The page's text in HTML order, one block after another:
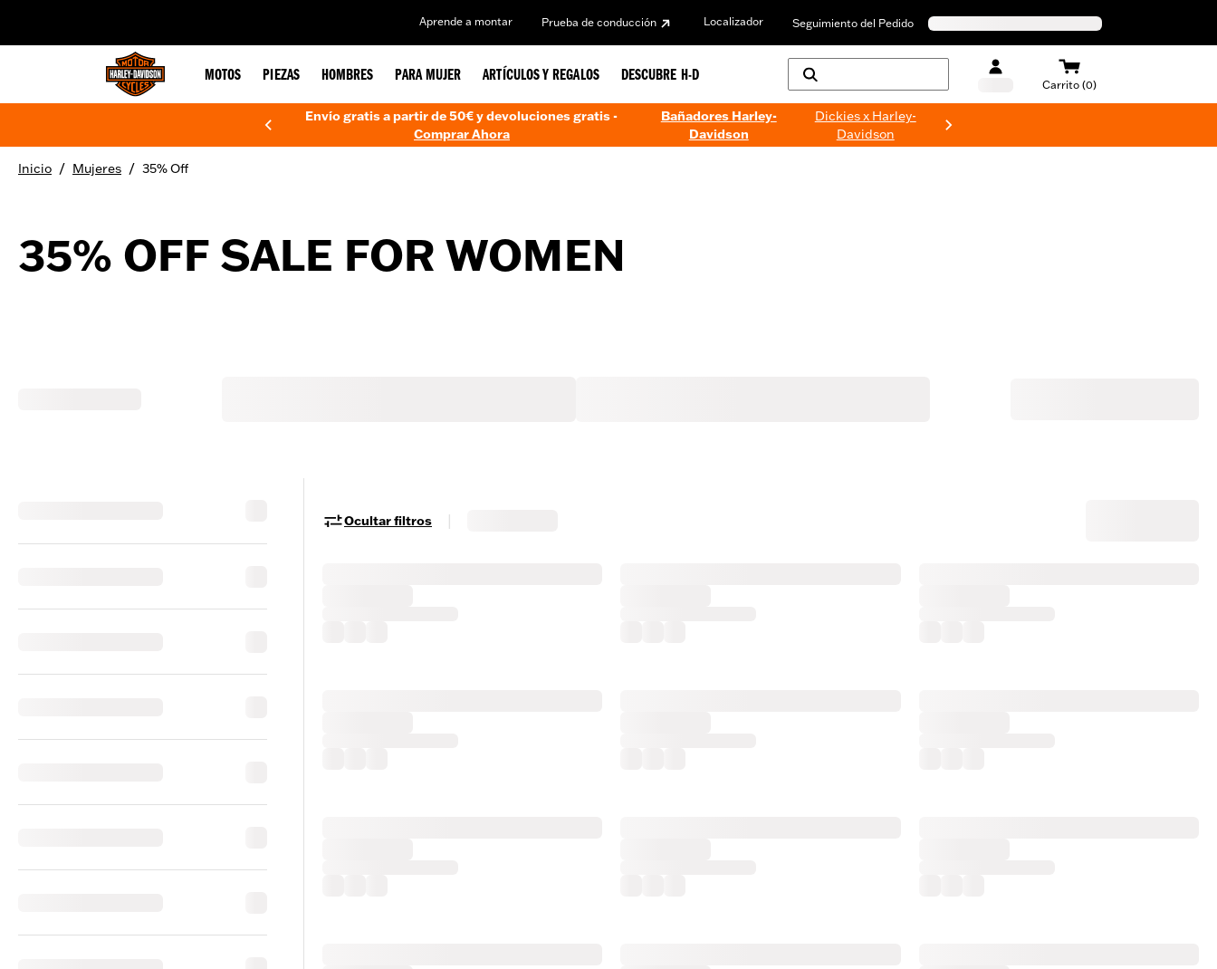
Aprende a montar Prueba de conducción Localizador Seguimiento del Pedido
MOTOS PIEZAS HOMBRES PARA MUJER ARTÍCULOS Y REGALOS DESCUBRE H-D
Carrito (0)
Envío gratis a partir de 50€ y devoluciones gratis -
Comprar Ahora
Bañadores Harley-
Davidson
Dickies x Harley-
Davidson
Inicio / Mujeres / 35% Off
35% OFF SALE FOR WOMEN
Ocultar filtros